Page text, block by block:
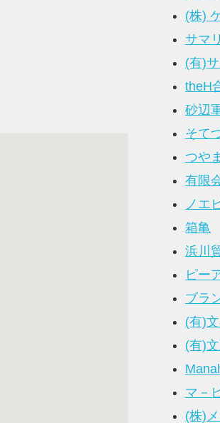
(株)
サマ
(有)
theH
砂辺
そて
つや
有限
ノエ
箱亀
浜川
ピー
ブラ
(有)
(有)
マ－
(株)